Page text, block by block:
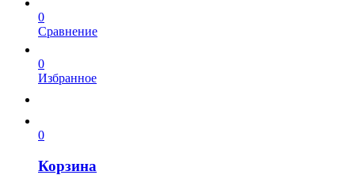
0
Сравнение
0
Избранное
0
Корзина